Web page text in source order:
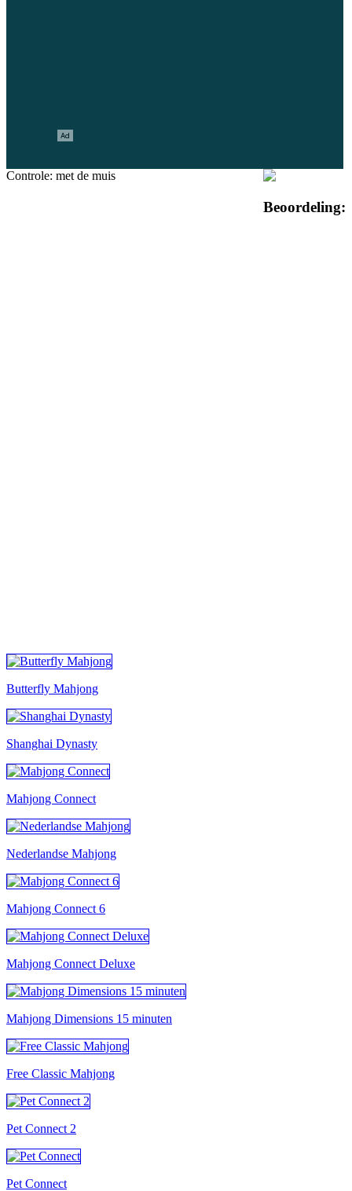
Controle: met de muis
Beoordeling:
Butterfly Mahjong
Shanghai Dynasty
Mahjong Connect
Nederlandse Mahjong
Mahjong Connect 6
Mahjong Connect Deluxe
Mahjong Dimensions 15 minuten
Free Classic Mahjong
Pet Connect 2
Pet Connect